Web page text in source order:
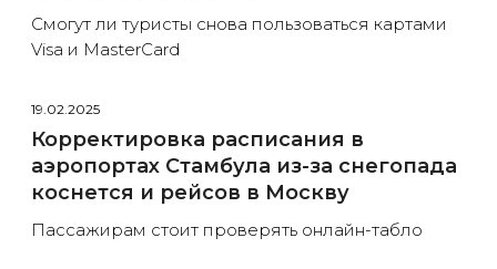
Смогут ли туристы снова пользоваться картами
Visa и MasterCard
19.02.2025
Корректировка расписания в
аэропортах Стамбула из-за снегопада
коснется и рейсов в Москву
Пассажирам стоит проверять онлайн-табло